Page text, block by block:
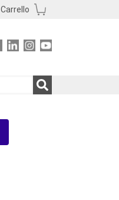
Carrello